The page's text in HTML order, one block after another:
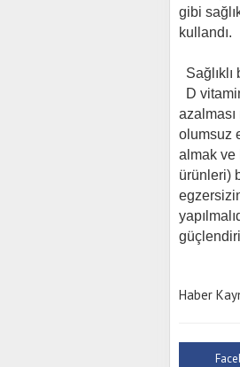
gibi
kullandı.
D
olumsuz
almak ve
ürünleri)
Haber